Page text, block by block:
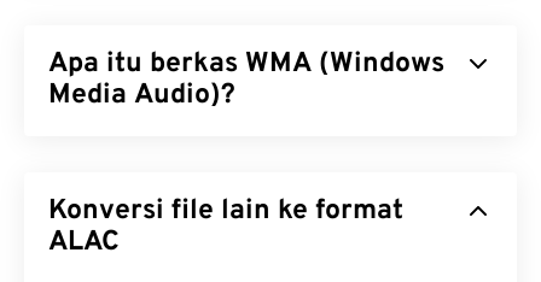
Apa itu berkas WMA (Windows
Media Audio)?
dengan format berkas MP3. WMA merupakan
codec audio sekaligus format audio. WMA telah
Konversi file lain ke format
ALAC